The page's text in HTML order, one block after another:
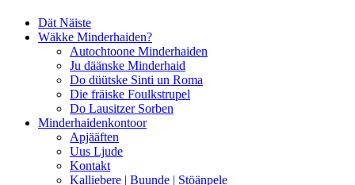
Dät Näiste
Wäkke Minderhaiden?
Autochtoone Minderhaiden
Ju däänske Minderhaid
Do düütske Sinti un Roma
Die fräiske Foulkstrupel
Do Lausitzer Sorben
Minderhaidenkontoor
Apjääften
Uus Ljude
Kontakt
Kalliebere | Buunde | Stöänpele